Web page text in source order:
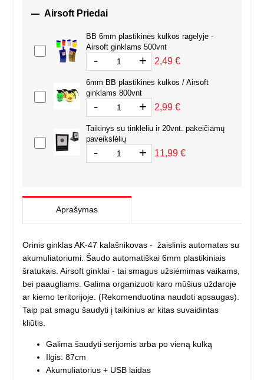
 Airsoft Priedai
BB 6mm plastikinės kulkos ragelyje -
Airsoft ginklams 500vnt
- + 2,49 €
6mm BB plastikinės kulkos / Airsoft
ginklams 800vnt
- + 2,99 €
Taikinys su tinkleliu ir 20vnt. pakeičiamų
paveikslėlių
- + 11,99 €
Aprašymas
Orinis ginklas AK-47 kalašnikovas - žaislinis automatas su
akumuliatoriumi. Šaudo automatiškai 6mm plastikiniais
šratukais. Airsoft ginklai - tai smagus užsiėmimas vaikams,
bei paaugliams. Galima organizuoti karo mūšius uždaroje
ar kiemo teritorijoje. (Rekomenduotina naudoti apsaugas).
Taip pat smagu šaudyti į taikinius ar kitas suvaidintas
kliūtis.
Galima šaudyti serijomis arba po vieną kulką
Ilgis: 87cm
Akumuliatorius + USB laidas